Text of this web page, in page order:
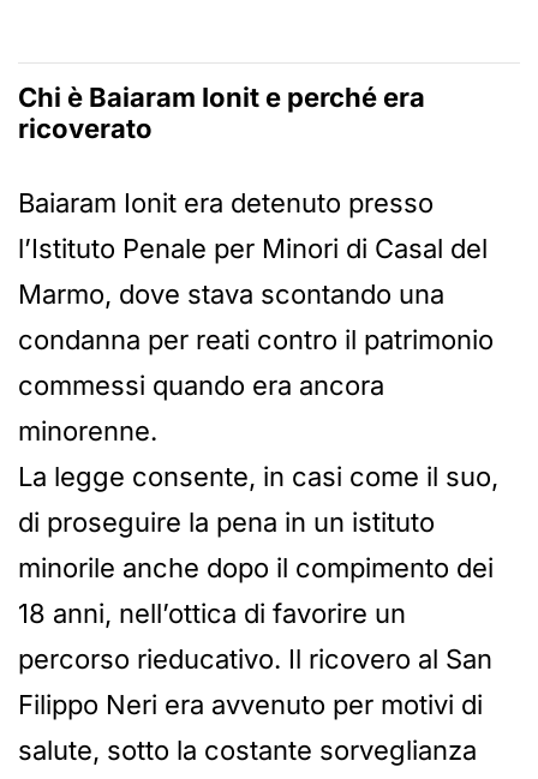
Chi è Baiaram Ionit e perché era
ricoverato
Baiaram Ionit era detenuto presso
l’Istituto Penale per Minori di Casal del
Marmo, dove stava scontando una
condanna per reati contro il patrimonio
commessi quando era ancora
minorenne.
La legge consente, in casi come il suo,
di proseguire la pena in un istituto
minorile anche dopo il compimento dei
18 anni, nell’ottica di favorire un
percorso rieducativo. Il ricovero al San
Filippo Neri era avvenuto per motivi di
salute, sotto la costante sorveglianza